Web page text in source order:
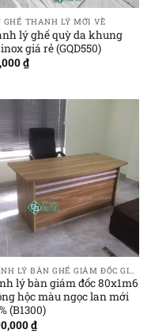
GHẾ THANH LÝ MỚI VỀ
lý ghế quỳ da khung
giá rẻ (GQD550)
₫
lý bàn giám đốc 80x1m6
hộc màu ngọc lan mới
(B1300)
₫